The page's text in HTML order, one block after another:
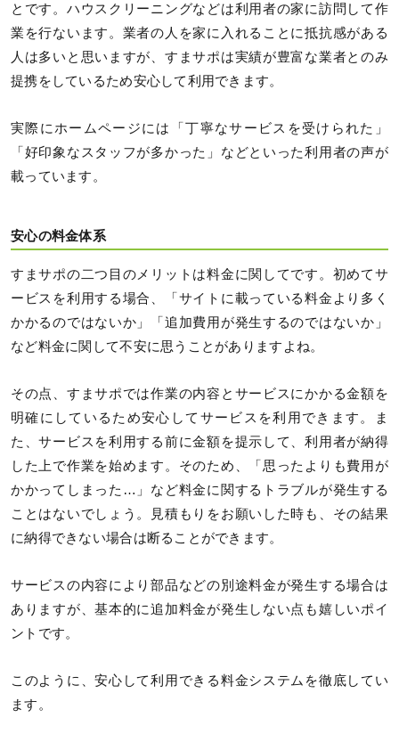
とです。ハウスクリーニングなどは利用者の家に訪問して作
業を行ないます。業者の人を家に入れることに抵抗感がある
人は多いと思いますが、すまサポは実績が豊富な業者とのみ
提携をしているため安心して利用できます。
実際にホームページには「丁寧なサービスを受けられた」
「好印象なスタッフが多かった」などといった利用者の声が
載っています。
安心の料金体系
すまサポの二つ目のメリットは料金に関してです。初めてサ
ービスを利用する場合、「サイトに載っている料金より多く
かかるのではないか」「追加費用が発生するのではないか」
など料金に関して不安に思うことがありますよね。
その点、すまサポでは作業の内容とサービスにかかる金額を
明確にしているため安心してサービスを利用できます。ま
た、サービスを利用する前に金額を提示して、利用者が納得
した上で作業を始めます。そのため、「思ったよりも費用が
かかってしまった…」など料金に関するトラブルが発生する
ことはないでしょう。見積もりをお願いした時も、その結果
に納得できない場合は断ることができます。
サービスの内容により部品などの別途料金が発生する場合は
ありますが、基本的に追加料金が発生しない点も嬉しいポイ
ントです。
このように、安心して利用できる料金システムを徹底してい
ます。